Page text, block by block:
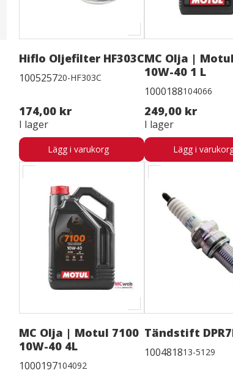
Hiflo Oljefilter HF303C
100525720-HF303C
174,00 kr
I lager
Lägg i varukorg
MC Olja |
10W-40 1 L
1000188104066
249,00 kr
I lager
Lägg i
MC Olja | Motul 7100
10W-40 4L
1000197104092
Tändstift
100481813-5129